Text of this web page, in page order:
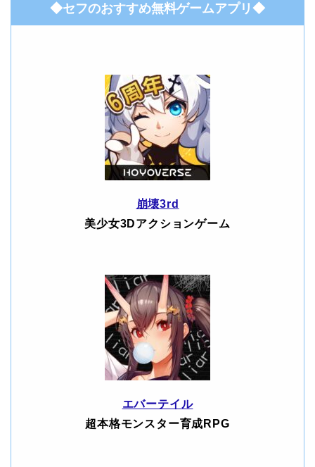
◆セフのおすすめ無料ゲームアプリ◆
崩壊3rd
美少女3Dアクションゲーム
エバーテイル
超本格モンスター育成RPG